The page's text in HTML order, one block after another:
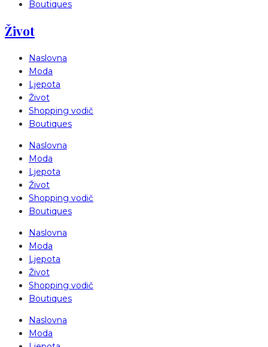
Boutiques
Život
Naslovna
Moda
Ljepota
Život
Shopping vodič
Boutiques
Naslovna
Moda
Ljepota
Život
Shopping vodič
Boutiques
Naslovna
Moda
Ljepota
Život
Shopping vodič
Boutiques
Naslovna
Moda